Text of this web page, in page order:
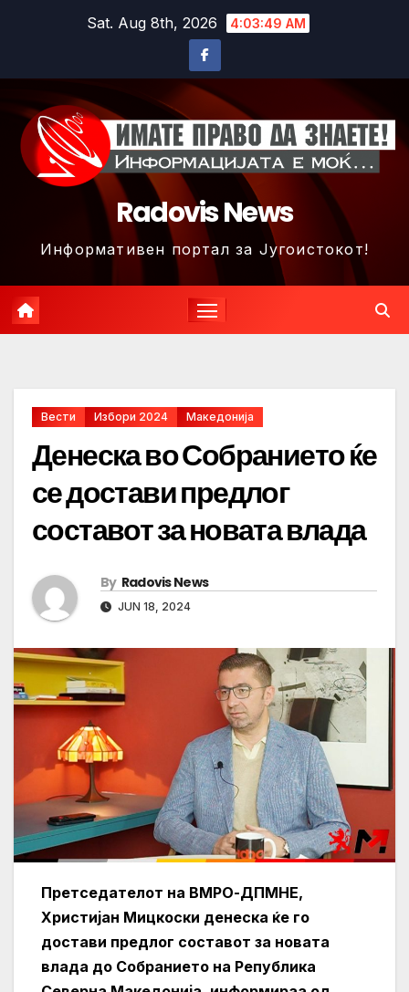
Sat. Aug 8th, 2026 4:03:52 AM
Radovis News
Информативен портал за Југоистокот!
Вести Избори 2024 Македонија
Денеска во Собранието ќе
се достави предлог
составот за новата влада
By Radovis News
JUN 18, 2024
Претседателот на ВМРО-ДПМНЕ,
Христијан Мицкоски денеска ќе го
достави предлог составот за новата
влада до Собранието на Република